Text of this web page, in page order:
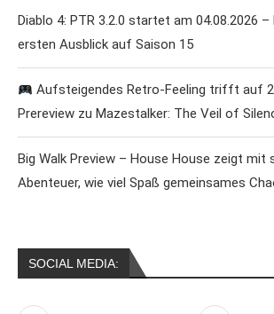
Diablo 4: PTR 3.2.0 startet am 04.08.2026
ersten Ausblick auf Saison 15
Aufsteigendes Retro-Feeling trifft auf
Prereview zu Mazestalker: The Veil of
Big Walk Preview – House House zeigt mit
Abenteuer, wie viel Spaß gemeinsames
SOCIAL MEDIA: